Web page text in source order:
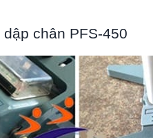
chân PFS-450